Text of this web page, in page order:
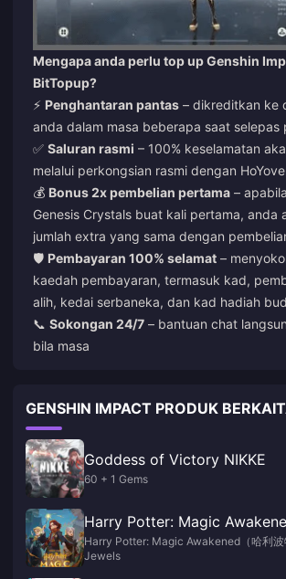
Mengapa anda perlu top up Genshin
BitTopup?
⚡ Penghantaran pantas – dikreditkan ke
anda dalam masa beberapa saat selepas
✅ Saluran rasmi – 100% keselamatan
melalui perkongsian rasmi dengan
💰 Bonus 2x pembelian pertama –
Genesis Crystals buat kali pertama, anda
jumlah extra yang sama dengan
🛡️ Pembayaran 100% selamat –
kaedah pembayaran, termasuk kad,
alih, kedai serbaneka, dan kad hadiah
📞 Sokongan 24/7 – bantuan chat
bila masa
GENSHIN IMPACT PRODUK
Goddess of Victory NIKKE
60 + 1 Gems
Harry Potter: Magic
Harry Potter: Magic Awakened（哈利
Jewels